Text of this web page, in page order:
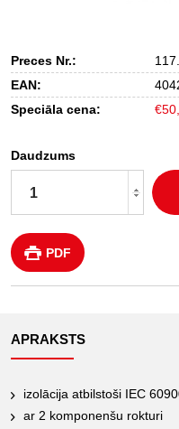
Preces Nr.:
EAN:
Speciāla cena:
Daudzums
PDF
APRAKSTS
izolācija atbilstoši IEC
ar 2 komponenšu rokturi